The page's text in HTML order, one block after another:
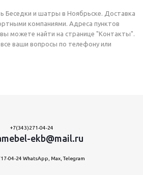
Беседки и шатры в Ноябрьске. Доставка
компаниями. Адреса пунктов
можете найти на странице "Контакты".
ваши вопросы по телефону или
+7(343)271-04-24
ekb@mail.ru
04-24 WhatsApp, Max, Telegram